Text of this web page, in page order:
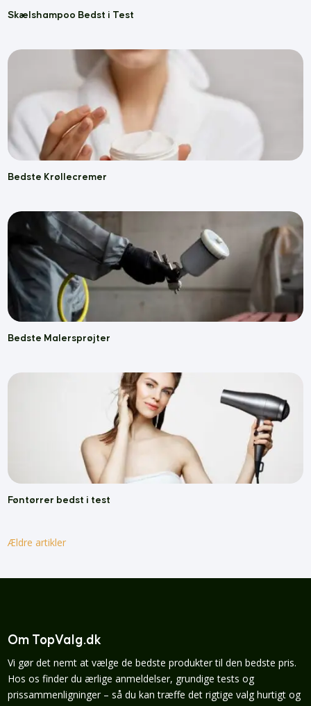
Skælshampoo Bedst i Test
Bedste Krøllecremer
Bedste Malersprøjter
Føntørrer bedst i test
Ældre artikler
Om TopValg.dk
Vi gør det nemt at vælge de bedste produkter til den bedste pris.
Hos os finder du ærlige anmeldelser, grundige tests og
prissammenligninger – så du kan træffe det rigtige valg hurtigt og